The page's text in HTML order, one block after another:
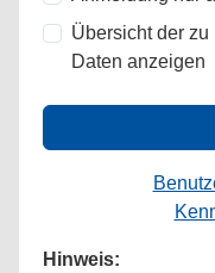
Übersicht der
Daten anzeigen
Hinweis: